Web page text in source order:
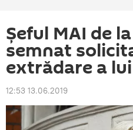
Șeful MAI de
semnat
extrădare a
12:53 13.06.2019